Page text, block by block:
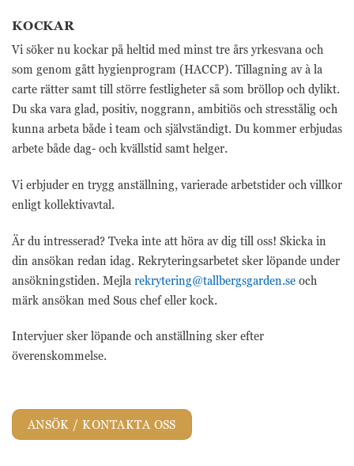
KOCKAR
Vi söker nu kockar på heltid med minst tre års yrkesvana och
som genom gått hygienprogram (HACCP). Tillagning av à la
carte rätter samt till större festligheter så som bröllop och dylikt.
Du ska vara glad, positiv, noggrann, ambitiös och stresstålig och
kunna arbeta både i team och självständigt. Du kommer erbjudas
arbete både dag- och kvällstid samt helger.
Vi erbjuder en trygg anställning, varierade arbetstider och villkor
enligt kollektivavtal.
Är du intresserad? Tveka inte att höra av dig till oss! Skicka in
din ansökan redan idag. Rekryteringsarbetet sker löpande under
ansökningstiden. Mejla rekrytering@tallbergsgarden.se och
märk ansökan med Sous chef eller kock.
Intervjuer sker löpande och anställning sker efter
överenskommelse.
ANSÖK / KONTAKTA OSS
Dessa cookies
hjälper till att ge
information om
mätvärden, antal
besökare,
avvisningsfrekvens,
trafikkälla etc.
Upplevelse
de viktigaste
prestandaindexen
på webbplatsen
som hjälper till att
leverera en bättre
för besökarna. Om